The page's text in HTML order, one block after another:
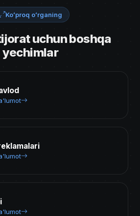
Koʻproq oʻrganing
uchun boshqa
yechimlar